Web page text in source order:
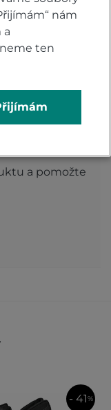
a pomožte
- 41%
nám
a
ten